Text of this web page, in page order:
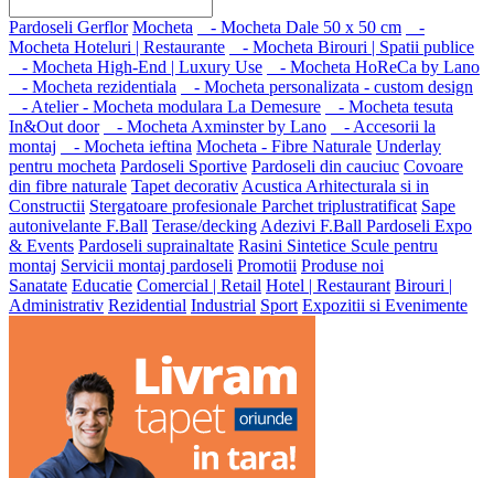
Pardoseli Gerflor Mocheta - Mocheta Dale 50 x 50 cm
-
Mocheta Hoteluri | Restaurante
- Mocheta Birouri | Spatii publice
- Mocheta High-End | Luxury Use
- Mocheta HoReCa by Lano
- Mocheta rezidentiala
- Mocheta personalizata - custom design
- Atelier - Mocheta modulara La Demesure
- Mocheta tesuta
In&Out door
- Mocheta Axminster by Lano
- Accesorii la
montaj
- Mocheta ieftina Mocheta - Fibre Naturale Underlay
pentru mocheta Pardoseli Sportive Pardoseli din cauciuc Covoare
din fibre naturale Tapet decorativAcustica Arhitecturala si in
Constructii Stergatoare profesionale Parchet triplustratificat Sape
autonivelante F.Ball Terase/deckingAdezivi F.Ball Pardoseli Expo
& Events Pardoseli suprainaltate Rasini Sintetice Scule pentru
montaj Servicii montaj pardoseli Promotii Produse noi
Sanatate Educatie Comercial | Retail Hotel | Restaurant Birouri |
Administrativ Rezidential Industrial Sport Expozitii si Evenimente